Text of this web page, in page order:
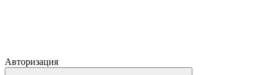
Авторизация